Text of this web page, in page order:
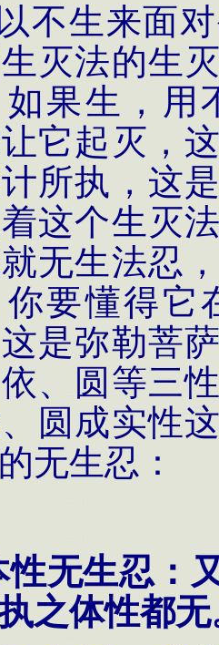
不生来面
灭法的生
如果生，用
它起灭，
所执，这
这个生灭
无生法忍
你要懂得它
是弥勒菩
、圆等三
圆成实性
无生忍：
性无生忍：
之体性都无